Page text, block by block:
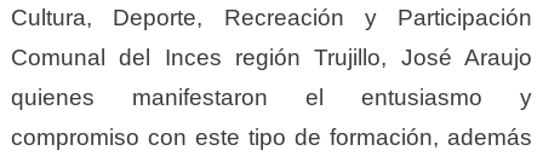
Cultura, Deporte, Recreación y Participación
Comunal del Inces región Trujillo, José Araujo
quienes manifestaron el entusiasmo y
compromiso con este tipo de formación, además